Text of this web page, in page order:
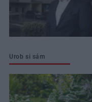
Urob si sám